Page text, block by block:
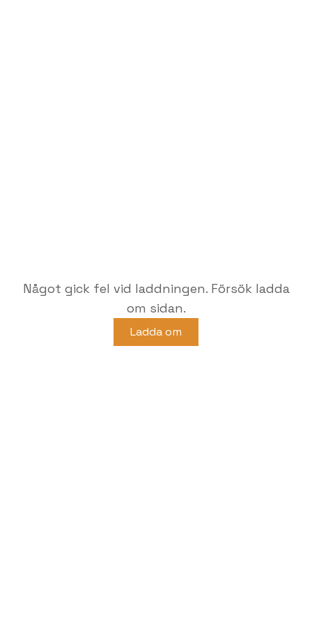
Något gick fel vid laddningen. Försök ladda
om sidan.
Ladda om